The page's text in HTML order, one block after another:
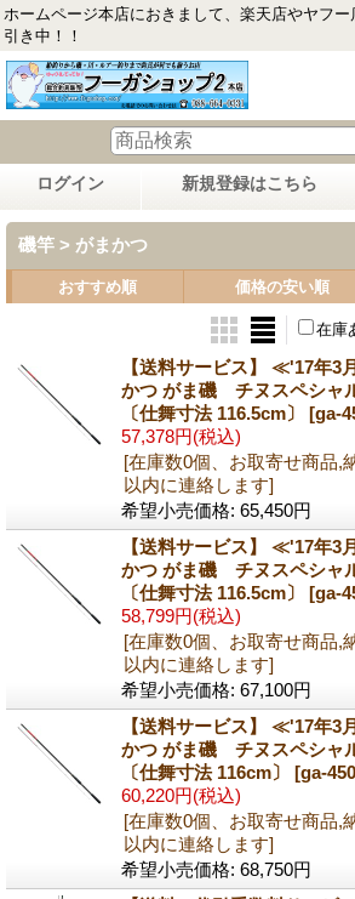
ホームページ本店におきまして、楽天店やヤフー
引き中！！
ログイン 新規登録はこちら
磯竿 > がまかつ
おすすめ順 価格の安い順
在庫
【送料サービス】 ≪'17年3
かつ がま磯 チヌスペシャ
〔仕舞寸法 116.5cm〕 [ga-
57,378円(税込)
[在庫数0個、お取寄せ商品,
以内に連絡します]
希望小売価格: 65,450円
【送料サービス】 ≪'17年3
かつ がま磯 チヌスペシャ
〔仕舞寸法 116.5cm〕 [ga-
58,799円(税込)
[在庫数0個、お取寄せ商品,
以内に連絡します]
希望小売価格: 67,100円
【送料サービス】 ≪'17年3
かつ がま磯 チヌスペシャ
〔仕舞寸法 116cm〕 [ga-
60,220円(税込)
[在庫数0個、お取寄せ商品,
以内に連絡します]
希望小売価格: 68,750円